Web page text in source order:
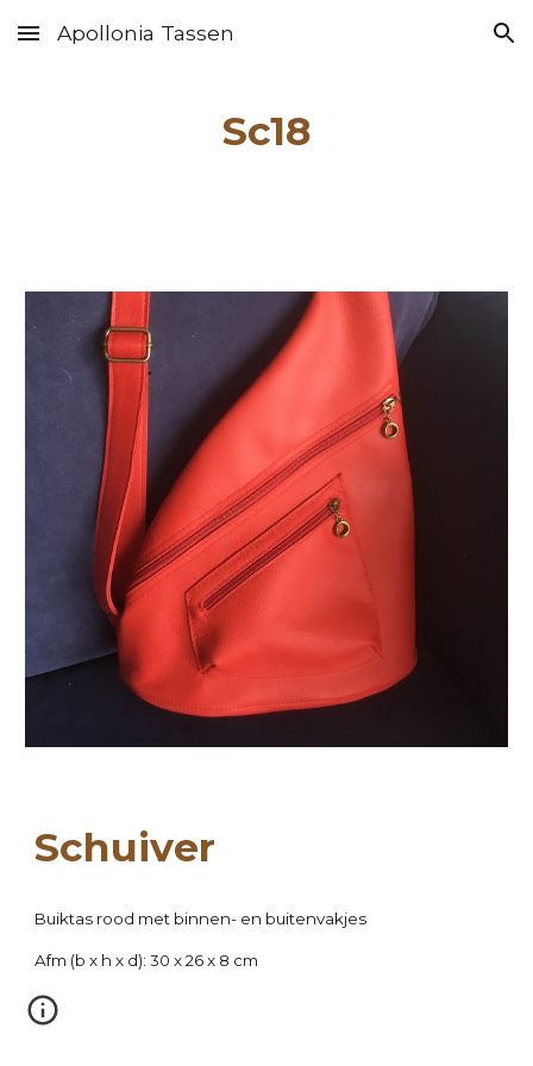
Skip to main content Skip to navigation
Apollonia Tassen
Sc18
Schuiver
Buiktas rood met binnen- en buitenvakjes
Afm (b x h x d): 30 x 26 x 8 cm